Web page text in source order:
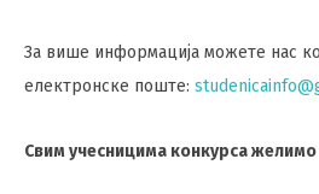
За више информација можете нас
електронске поште:
Свим учесницима конкурса